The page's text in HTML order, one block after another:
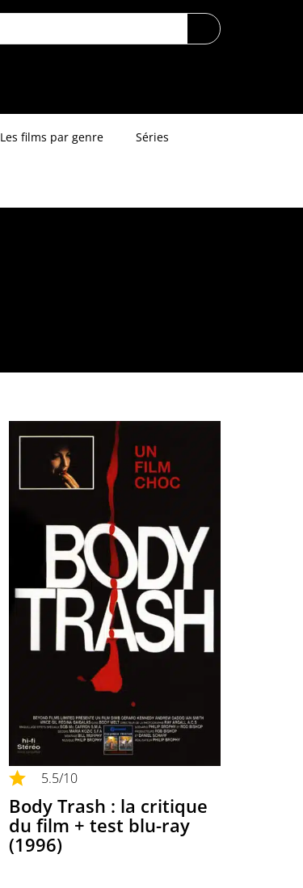
Les films par genre Séries
5.5/10
Body Trash : la critique
du film + test blu-ray
(1996)